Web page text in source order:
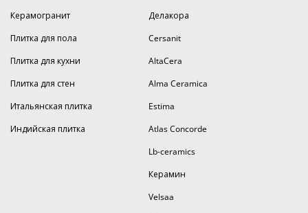
Керамогранит
Плитка для пола
Плитка для кухни
Плитка для стен
Итальянская плитка
Индийская плитка
Делакора
Cersanit
AltaCera
Alma Ceramica
Estima
Atlas Concorde
Lb-ceramics
Керамин
Velsaa